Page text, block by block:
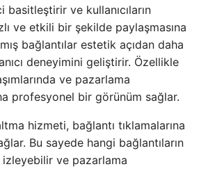
basitleştirir ve kullanıcıların
ve etkili bir şekilde paylaşmasına
bağlantılar estetik açıdan daha
deneyimini geliştirir. Özellikle
ve pazarlama
profesyonel bir görünüm sağlar.
hizmeti, bağlantı tıklamalarına
Bu sayede hangi bağlantıların
izleyebilir ve pazarlama